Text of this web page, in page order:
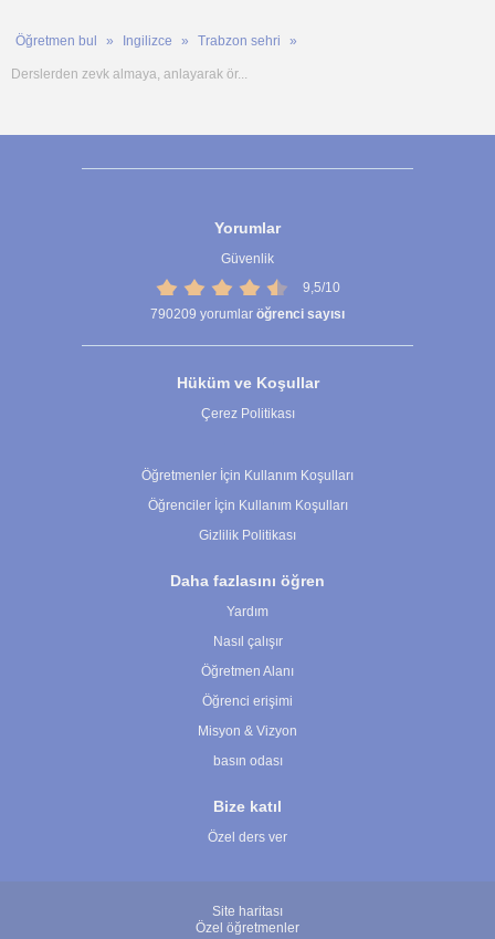
Öğretmen bul Ingilizce Trabzon sehri
Derslerden zevk almaya, anlayarak ör...
Yorumlar
Güvenlik
9,5/10
790209 yorumlar öğrenci sayısı
Hüküm ve Koşullar
Çerez Politikası
Öğretmenler İçin Kullanım Koşulları
Öğrenciler İçin Kullanım Koşulları
Gizlilik Politikası
Daha fazlasını öğren
Yardım
Nasıl çalışır
Öğretmen Alanı
Öğrenci erişimi
Misyon & Vizyon
basın odası
Bize katıl
Özel ders ver
Site haritası
Özel öğretmenler